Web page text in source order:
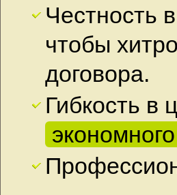
Честность
чтобы
договора.
Гибкость в
экономного